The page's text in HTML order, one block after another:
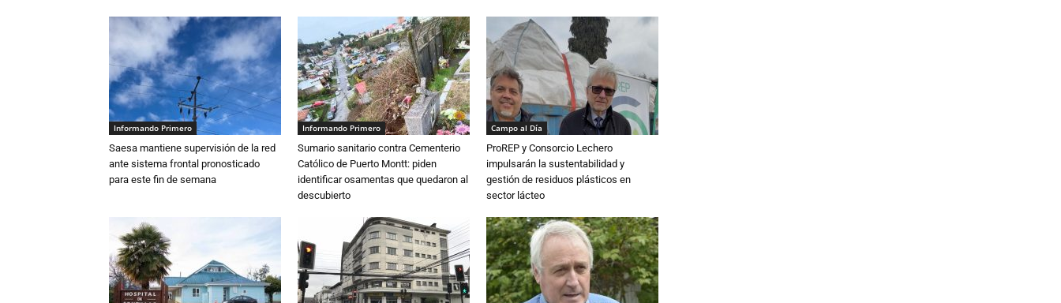
Informando Primero
Saesa mantiene supervisión de la red
ante sistema frontal pronosticado
para este fin de semana
Informando Primero
Sumario sanitario contra Cementerio
Católico de Puerto Montt: piden
identificar osamentas que quedaron al
descubierto
Campo al Día
ProREP y Consorcio Lechero
impulsarán la sustentabilidad y
gestión de residuos plásticos en
sector lácteo